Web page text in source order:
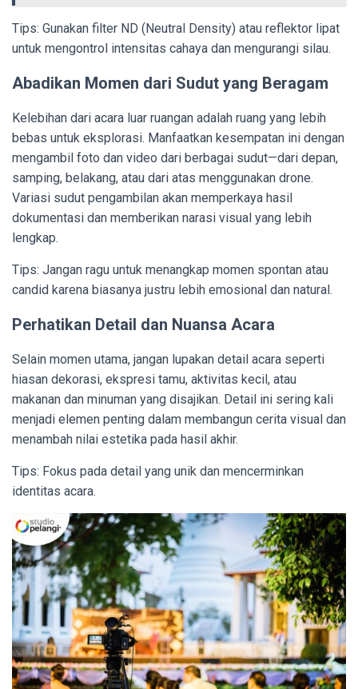
Tips: Gunakan filter ND (Neutral Density) atau reflektor lipat
untuk mengontrol intensitas cahaya dan mengurangi silau.
Abadikan Momen dari Sudut yang Beragam
Kelebihan dari acara luar ruangan adalah ruang yang lebih
bebas untuk eksplorasi. Manfaatkan kesempatan ini dengan
mengambil foto dan video dari berbagai sudut—dari depan,
samping, belakang, atau dari atas menggunakan drone.
Variasi sudut pengambilan akan memperkaya hasil
dokumentasi dan memberikan narasi visual yang lebih
lengkap.
Tips: Jangan ragu untuk menangkap momen spontan atau
candid karena biasanya justru lebih emosional dan natural.
Perhatikan Detail dan Nuansa Acara
Selain momen utama, jangan lupakan detail acara seperti
hiasan dekorasi, ekspresi tamu, aktivitas kecil, atau
makanan dan minuman yang disajikan. Detail ini sering kali
menjadi elemen penting dalam membangun cerita visual dan
menambah nilai estetika pada hasil akhir.
Tips: Fokus pada detail yang unik dan mencerminkan
identitas acara.